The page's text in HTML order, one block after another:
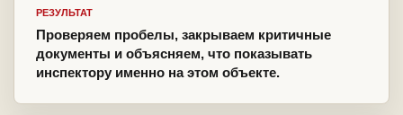
РЕЗУЛЬТАТ
Проверяем пробелы, закрываем критичные
документы и объясняем, что показывать
инспектору именно на этом объекте.